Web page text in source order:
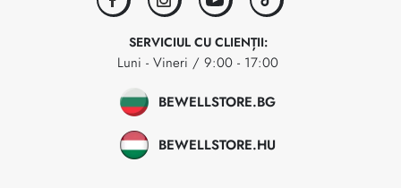
SERVICIUL CU CLIENȚII:
Luni - Vineri / 9:00 - 17:00
BEWELLSTORE.BG
BEWELLSTORE.HU